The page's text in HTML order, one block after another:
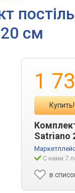
см
1
Купить!
Satriano
С нами 7
в